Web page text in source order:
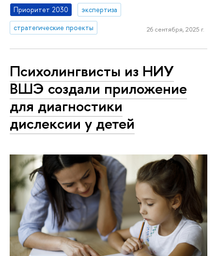
Приоритет 2030
экспертиза
стратегические проекты
26 сентября, 2025 г.
Психолингвисты из НИУ
ВШЭ создали приложение
для диагностики
дислексии у детей